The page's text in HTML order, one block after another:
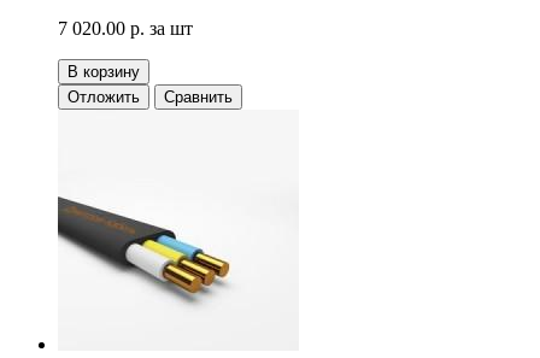
7 020.00 р. за шт
В корзину
Отложить
Сравнить